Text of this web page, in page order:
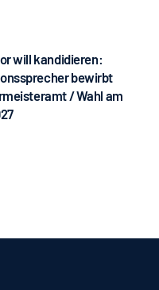
will kandidieren:
bewirbt
/ Wahl am